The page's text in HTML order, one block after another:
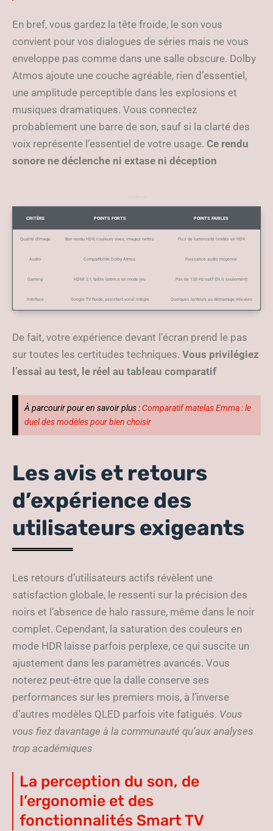
En bref, vous gardez la tête froide, le son vous
convient pour vos dialogues de séries mais ne vous
enveloppe pas comme dans une salle obscure. Dolby
Atmos ajoute une couche agréable, rien d’essentiel,
une amplitude perceptible dans les explosions et
musiques dramatiques. Vous connectez
probablement une barre de son, sauf si la clarté des
voix représente l’essentiel de votre usage. Ce rendu
sonore ne déclenche ni extase ni déception
CRITÈRE POINTS FORTS POINTS FAIBLES
Qualité d’image Bon rendu HDR, couleurs vives, images nettes Pics de luminosité limités en HDR
Audio Compatibilité Dolby Atmos Puissance audio moyenne
Gaming HDMI 2,1, faible latence en mode jeu Pas de 120 Hz natif (DLG seulement)
Interface Google TV fluide, assistant vocal intégré Quelques lenteurs au démarrage relevées
De fait, votre expérience devant l’écran prend le pas
sur toutes les certitudes techniques. Vous privilégiez
l’essai au test, le réel au tableau comparatif
À parcourir pour en savoir plus : Comparatif matelas Emma : le
duel des modèles pour bien choisir
Les avis et retours
d’expérience des
utilisateurs exigeants
Les retours d’utilisateurs actifs révèlent une
satisfaction globale, le ressenti sur la précision des
noirs et l’absence de halo rassure, même dans le noir
complet. Cependant, la saturation des couleurs en
mode HDR laisse parfois perplexe, ce qui suscite un
ajustement dans les paramètres avancés. Vous
noterez peut-être que la dalle conserve ses
performances sur les premiers mois, à l’inverse
d’autres modèles QLED parfois vite fatigués. Vous
vous fiez davantage à la communauté qu’aux analyses
trop académiques
La perception du son, de
l’ergonomie et des
fonctionnalités Smart TV